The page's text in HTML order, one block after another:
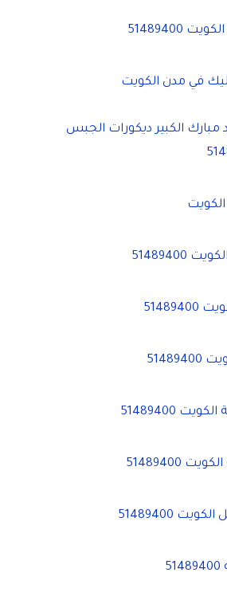
في مدن الكويت
الكبير ديكورات الجبس
51489400
51489400
51489400